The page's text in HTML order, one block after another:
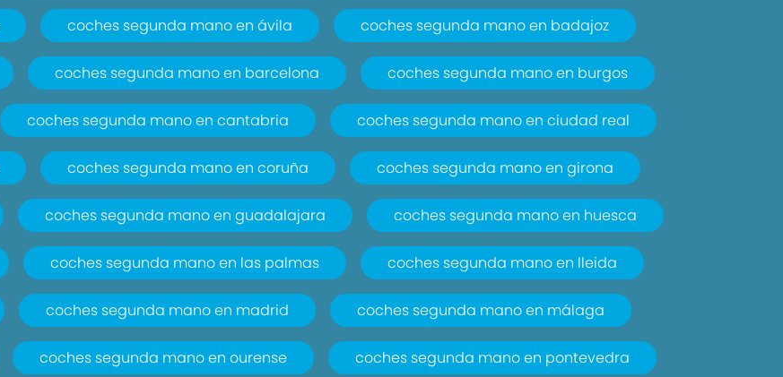
coches segunda mano en ávila coches segunda mano en badajoz
coches segunda mano en barcelona coches segunda mano en burgos
coches segunda mano en cantabria coches segunda mano en ciudad real
coches segunda mano en coruña coches segunda mano en girona
coches segunda mano en guadalajara coches segunda mano en huesca
coches segunda mano en las palmas coches segunda mano en lleida
coches segunda mano en madrid coches segunda mano en málaga
coches segunda mano en ourense coches segunda mano en pontevedra